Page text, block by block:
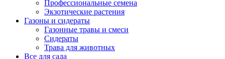
Профессиональные семена
Экзотические растения
Газоны и сидераты
Газонные травы и смеси
Сидераты
Трава для животных
Все для сада